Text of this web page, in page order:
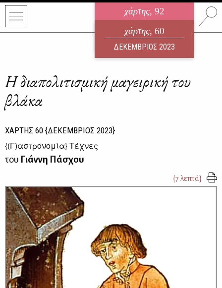
χάρτης, 92
ηλεκτρονικό περιοδικό
ΑΥΓΟΥΣΤΟΣ 2026
χάρτης, 60
ΔΕΚΕΜΒΡΙΟΣ 2023
Η διαπολιτισμική μαγειρική του
βλάκα
ΧΑΡΤΗΣ 60 {ΔΕΚΕΜΒΡΙΟΣ 2023}
{(Γ)αστρονομία} Τέχνες
του Γιάννη Πάσχου
{7 λεπτά}